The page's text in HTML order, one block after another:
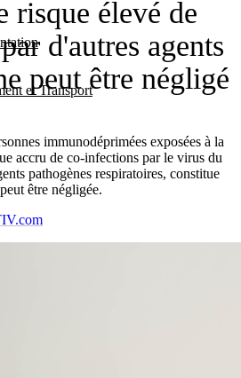
et Transport
risque élevé de
d'autres agents
peut être négligé
immunodéprimées exposées à la
accru de co-infections par le virus du
pathogènes respiratoires, constitue
être négligée.